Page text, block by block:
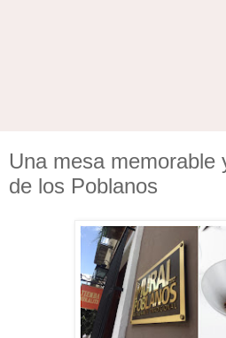
Una mesa memorable
de los Poblanos